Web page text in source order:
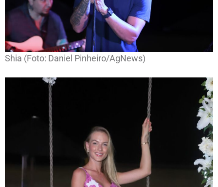
Shia (Foto: Daniel Pinheiro/AgNews)